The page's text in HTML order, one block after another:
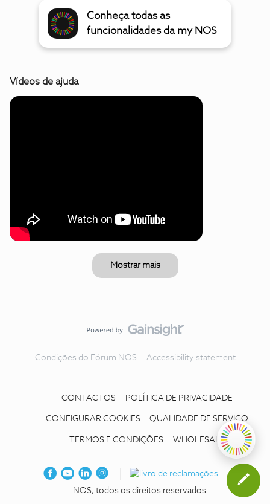
Conheça todas as
funcionalidades da my NOS
Vídeos de ajuda
Mostrar mais
Condições do Fórum NOS Accessibility statement
CONTACTOS POLÍTICA DE PRIVACIDADE
CONFIGURAR COOKIES QUALIDADE DE SERVIÇO
TERMOS E CONDIÇÕES WHOLESALE
NOS, todos os direitos reservados